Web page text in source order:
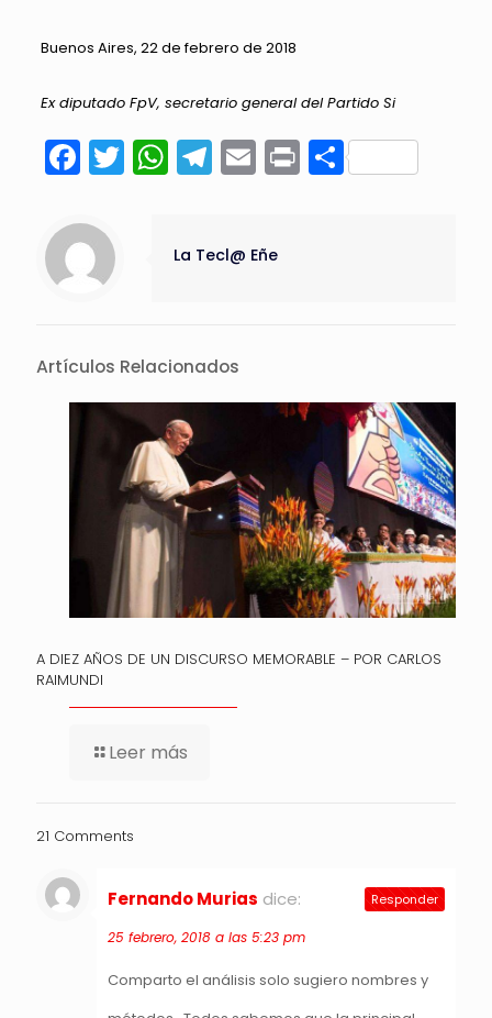
Buenos Aires, 22 de febrero de 2018
Ex diputado FpV, secretario general del Partido Si
Facebook
Twitter
WhatsApp
Telegram
Email
Print
La Tecl@ Eñe
Artículos Relacionados
A DIEZ AÑOS DE UN DISCURSO MEMORABLE – POR CARLOS
RAIMUNDI
Leer más
21 Comments
Fernando Murias dice:
25 febrero, 2018 a las 5:23 pm
Comparto el análisis solo sugiero nombres y
Responder